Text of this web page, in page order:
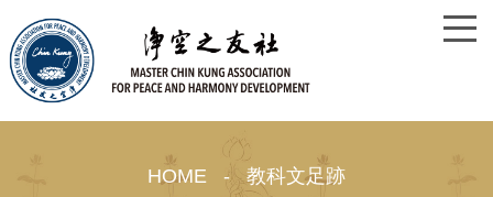
HOME - 教科文足跡